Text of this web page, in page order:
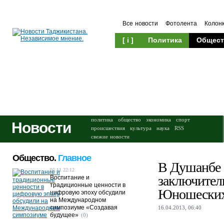
Все новости Фотолента
[ i ] Политика
Новости политика общество экономика
спорт
происшествия
культура наука
RSS
свежие новости
В Душанбе
16.04.2013, 06:40
Общество. Главное
05.11 22:12
Воспитание и
традиционные ценности в
цифровую эпоху обсудили
на Международном
симпозиуме «Создавая
будущее» (0)